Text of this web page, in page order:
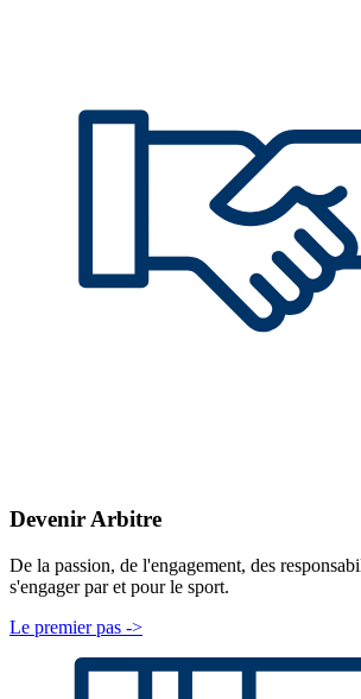
Devenir Arbitre
De la passion, de l'engagement, des
s'engager par et pour le sport.
Le premier pas ->